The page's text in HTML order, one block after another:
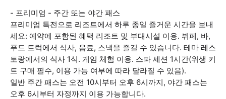
- 프리미엄 - 주간 또는 야간 패스
프리미엄 특전으로 리조트에서 하루 종일 즐거운 시간을 보내
세요: 예약에 포함된 혜택 리조트 및 부대시설 이용. 뷔페, 바,
푸드 트럭에서 식사, 음료, 스낵을 즐길 수 있습니다. 테마 레스
토랑에서의 식사 1식. 게임 체험 이용. 스파 세션 1시간(위생 키
트 구매 필수, 이용 가능 여부에 따라 달라질 수 있음).
일반 주간 패스는 오전 10시부터 오후 6시까지, 야간 패스는
오후 6시부터 자정까지 이용 가능합니다.